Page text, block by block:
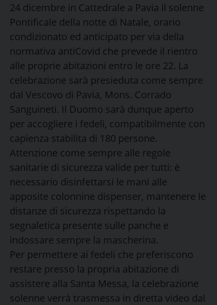
24 dicembre in Cattedrale a Pavia il solenne
Pontificale della notte di Natale, orario
condizionato ed anticipato per via della
normativa antiCovid che prevede il rientro
alle proprie abitazioni entro le ore 22. La
celebrazione sarà presieduta come sempre
dal Vescovo di Pavia, Mons. Corrado
Sanguineti. Il Duomo sarà dunque aperto
per accogliere i fedeli, compatibilmente con
capienza stabilita di 180 persone.
Attenzione come sempre alle regole
sanitarie di sicurezza valide per tutti: è
necessario disinfettarsi le mani alle
apposite colonnine dispenser, mantenere le
distanze di sicurezza rispettando la
segnaletica presente sulle panche e
indossare sempre la mascherina.
Per permettere ai fedeli che preferiscono
restare presso la propria abitazione di
assistere alla Santa Messa, la celebrazione
solenne verrà trasmessa in diretta video dal